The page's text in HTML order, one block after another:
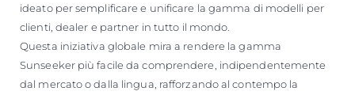
ideato per semplificare e unificare la gamma di modelli per
clienti, dealer e partner in tutto il mondo.
Questa iniziativa globale mira a rendere la gamma
Sunseeker più facile da comprendere, indipendentemente
dal mercato o dalla lingua, rafforzando al contempo la